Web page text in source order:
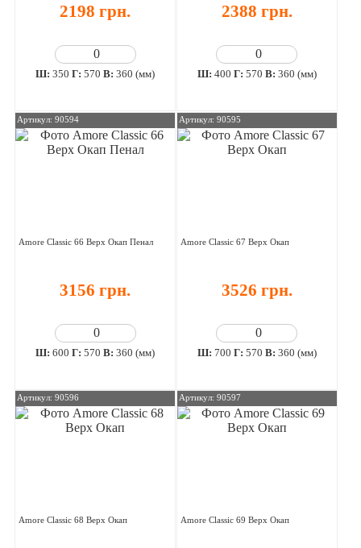
2198 грн.
Ш:350 Г:570 В:360 (мм)
2388 грн.
Ш: 400 Г: 570 В: 360 (мм)
Артикул: 90594
Amore Classic 66 Верх Окап Пенал
3156 грн.
Ш:600 Г:570 В:360 (мм)
Артикул: 90595
Amore Classic 67 Верх Окап
3526 грн.
Ш: 700 Г: 570 В: 360 (мм)
Артикул: 90596
Amore Classic 68 Верх Окап
Артикул: 90597
Amore Classic 69 Верх Окап